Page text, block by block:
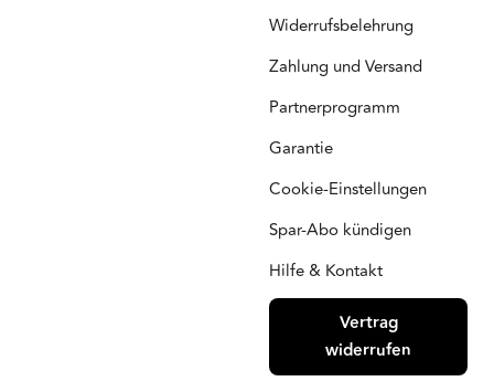
Widerrufsbelehrung
Zahlung und Versand
Partnerprogramm
Garantie
Cookie-Einstellungen
Spar-Abo kündigen
Hilfe & Kontakt
Vertrag
widerrufen